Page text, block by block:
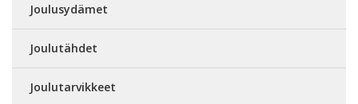
Joulusydämet
Joulutähdet
Joulutarvikkeet